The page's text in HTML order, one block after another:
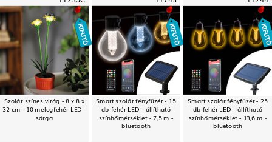
Szolár színes virág - 8 x 8 x
32 cm - 10 melegfehér LED -
sárga
Smart szolár fényfüzér - 15
db fehér LED - állítható
színhőmérséklet - 7,5 m -
bluetooth
Smart szolár fényfüzér - 25
db fehér LED - állítható
színhőmérséklet - 13,6 m -
bluetooth